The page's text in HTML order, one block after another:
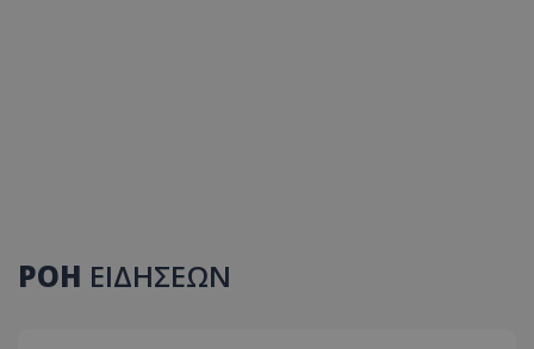
ΡΟΗ ΕΙΔΗΣΕΩΝ